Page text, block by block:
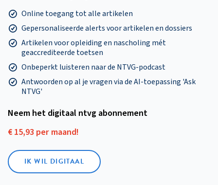
Online toegang tot alle artikelen
Gepersonaliseerde alerts voor artikelen en dossiers
Artikelen voor opleiding en nascholing mét
geaccrediteerde toetsen
Onbeperkt luisteren naar de NTVG-podcast
Antwoorden op al je vragen via de AI-toepassing 'Ask
NTVG'
Neem het digitaal ntvg abonnement
€ 15,93 per maand!
IK WIL DIGITAAL